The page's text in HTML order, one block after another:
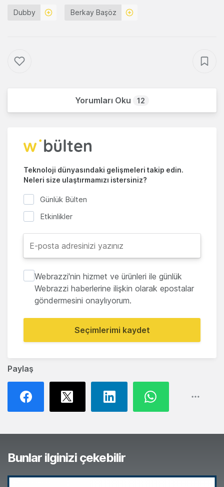
Paylaş
Dubby Berkay Başöz
Yorumları Oku 12
Teknoloji dünyasındaki gelişmeleri takip edin.
Neleri size ulaştırmamızı istersiniz?
Günlük Bülten
Etkinlikler
Webrazzi'nin hizmet ve ürünleri ile günlük
Webrazzi haberlerine ilişkin olarak epostalar
göndermesini onaylıyorum.
Seçimlerimi kaydet
Bunlar ilginizi çekebilir